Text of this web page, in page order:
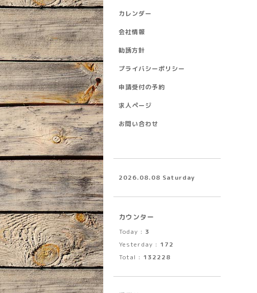
カレンダー
会社情報
勧誘方針
プライバシーポリシー
申請受付の予約
求人ページ
お問い合わせ
2026.08.08 Saturday
カウンター
Today : 3
Yesterday : 172
Total : 132228